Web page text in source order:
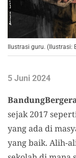
Ilustrasi guru. (Ilustrasi:
5 Juni 2024
sejak 2017
yang ada di
yang baik. Alih-